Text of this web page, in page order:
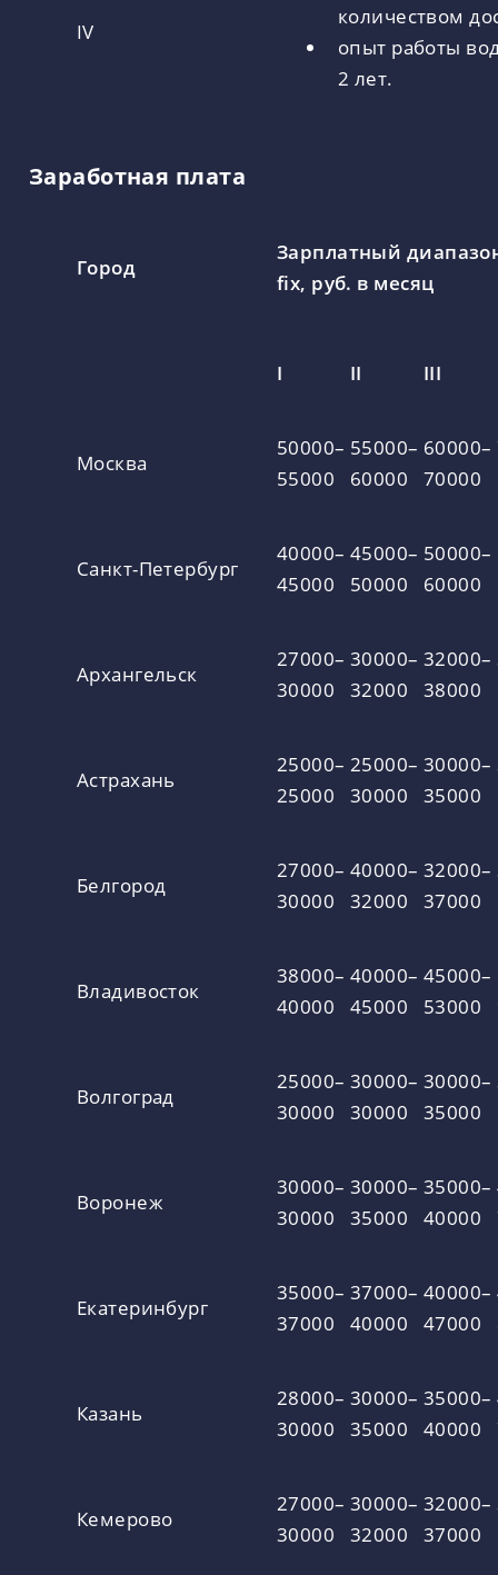
IV
количеством
опыт работы
2 лет.
Заработная плата
Город
Зарплатный
fix, руб. в месяц
I II III
Москва
50000–
55000
55000–
60000
60000–
70000
Санкт-Петербург
40000–
45000
45000–
50000
50000–
60000
Архангельск
27000–
30000
30000–
32000
32000–
38000
Астрахань
25000–
25000
25000–
30000
30000–
35000
Белгород
27000–
30000
40000–
32000
32000–
37000
Владивосток
38000–
40000
40000–
45000
45000–
53000
Волгоград
25000–
30000
30000–
30000
30000–
35000
Воронеж
30000–
30000
30000–
35000
35000–
40000
Екатеринбург
35000–
37000
37000–
40000
40000–
47000
Казань
28000–
30000
30000–
35000
35000–
40000
Кемерово
27000–
30000
30000–
32000
32000–
37000